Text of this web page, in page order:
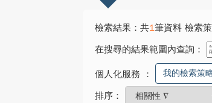
檢索結果：共1筆資料 檢索策
在搜尋的結果範圍內查詢：
個人化服務 ： 我的檢索策
排序：